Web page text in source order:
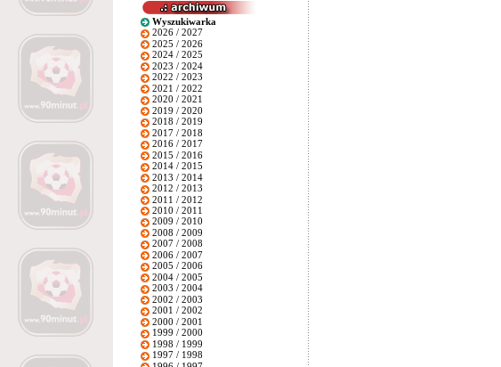
Wyszukiwarka
2026 / 2027
2025 / 2026
2024 / 2025
2023 / 2024
2022 / 2023
2021 / 2022
2020 / 2021
2019 / 2020
2018 / 2019
2017 / 2018
2016 / 2017
2015 / 2016
2014 / 2015
2013 / 2014
2012 / 2013
2011 / 2012
2010 / 2011
2009 / 2010
2008 / 2009
2007 / 2008
2006 / 2007
2005 / 2006
2004 / 2005
2003 / 2004
2002 / 2003
2001 / 2002
2000 / 2001
1999 / 2000
1998 / 1999
1997 / 1998